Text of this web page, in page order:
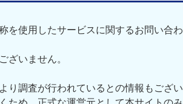
を使用したサービスに関するお問い合
ざいません。
り調査が行われているとの情報もござ